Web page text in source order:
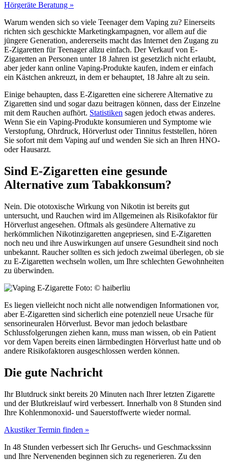
Hörgeräte Beratung »
Warum wenden sich so viele Teenager dem Vaping zu? Einerseits
richten sich geschickte Marketingkampagnen, vor allem auf die
jüngere Generation, andererseits macht das Internet den Zugang zu
E-Zigaretten für Teenager allzu einfach. Der Verkauf von E-
Zigaretten an Personen unter 18 Jahren ist gesetzlich nicht erlaubt,
aber jeder kann online Vaping-Produkte kaufen, indem er einfach
ein Kästchen ankreuzt, in dem er behauptet, 18 Jahre alt zu sein.
Einige behaupten, dass E-Zigaretten eine sicherere Alternative zu
Zigaretten sind und sogar dazu beitragen können, dass der Einzelne
mit dem Rauchen aufhört. Statistiken sagen jedoch etwas anderes.
Wenn Sie ein Vaping-Produkte konsumieren und Symptome wie
Verstopfung, Ohrdruck, Hörverlust oder Tinnitus feststellen, hören
Sie sofort mit dem Vaping auf und wenden Sie sich an Ihren HNO-
oder Hausarzt.
Sind E-Zigaretten eine gesunde
Alternative zum Tabakkonsum?
Nein. Die ototoxische Wirkung von Nikotin ist bereits gut
untersucht, und Rauchen wird im Allgemeinen als Risikofaktor für
Hörverlust angesehen. Oftmals als gesündere Alternative zu
herkömmlichen Nikotinzigaretten angepriesen, sind E-Zigaretten
noch neu und ihre Auswirkungen auf unsere Gesundheit sind noch
unbekannt. Raucher sollten es sich jedoch zweimal überlegen, ob sie
zu E-Zigaretten wechseln wollen, um Ihre schlechten Gewohnheiten
zu überwinden.
Foto: © haiberliu
Es liegen vielleicht noch nicht alle notwendigen Informationen vor,
aber E-Zigaretten sind sicherlich eine potenziell neue Ursache für
sensorineuralen Hörverlust. Bevor man jedoch belastbare
Schlussfolgerungen ziehen kann, muss man wissen, ob ein Patient
vor dem Vapen bereits einen lärmbedingten Hörverlust hatte und ob
andere Risikofaktoren ausgeschlossen werden können.
Die gute Nachricht
Ihr Blutdruck sinkt bereits 20 Minuten nach Ihrer letzten Zigarette
und der Blutkreislauf wird verbessert. Innerhalb von 8 Stunden sind
Ihre Kohlenmonoxid- und Sauerstoffwerte wieder normal.
Akustiker Termin finden »
In 48 Stunden verbessert sich Ihr Geruchs- und Geschmackssinn
und Ihre Nervenenden beginnen sich zu regenerieren. Zu den